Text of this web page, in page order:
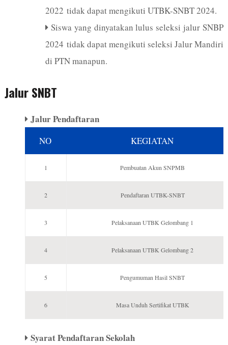
2022 tidak dapat mengikuti UTBK-SNBT 2024.
Siswa yang dinyatakan lulus seleksi jalur SNBP
2024 tidak dapat mengikuti seleksi Jalur Mandiri
di PTN manapun.
Jalur SNBT
Jalur Pendaftaran
NO KEGIATAN
1 Pembuatan Akun SNPMB
2 Pendaftaran UTBK-SNBT
3 Pelaksanaan UTBK Gelombang 1
4 Pelaksanaan UTBK Gelombang 2
5 Pengumuman Hasil SNBT
6 Masa Unduh Sertifikat UTBK
Syarat Pendaftaran Sekolah